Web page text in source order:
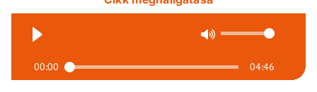
00:00 04:46